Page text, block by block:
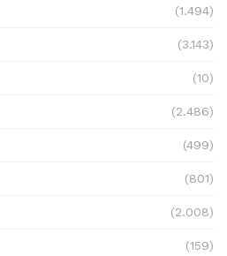
(1.494)
(3.143)
(10)
(2.486)
(499)
(801)
(2.008)
(159)